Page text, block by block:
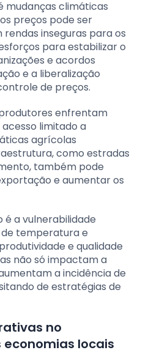
mudanças climáticas
preços pode ser
inseguras para os
para estabilizar o
e acordos
e a liberalização
de preços.
enfrentam
limitado a
agrícolas
como estradas
também pode
e aumentar os
é a vulnerabilidade
temperatura e
e qualidade
não só impactam a
a incidência de
de estratégias de
no
locais